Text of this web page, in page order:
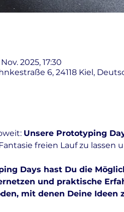
2025, 17:30
6, 24118 Kiel,
Unsere Prototyping
freien Lauf zu lassen
Days hast Du die
und praktische
mit denen Deine